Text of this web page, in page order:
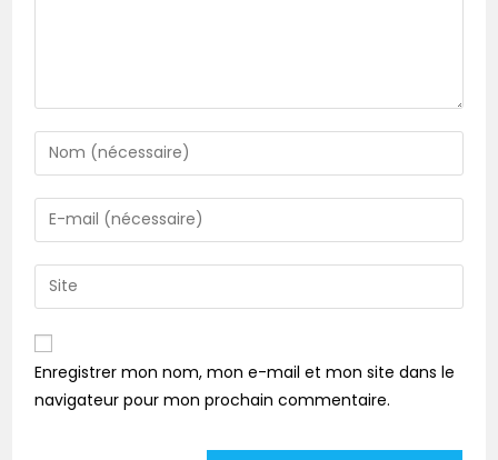
Enregistrer mon nom, mon e-mail et mon site dans le
navigateur pour mon prochain commentaire.